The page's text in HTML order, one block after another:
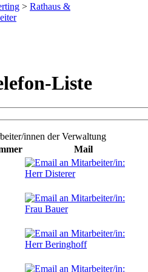
> Rathaus &
Liste
innen der Verwaltung
Mail